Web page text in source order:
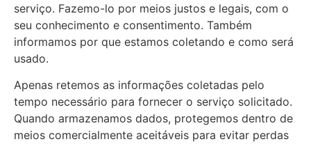
serviço. Fazemo-lo por meios justos e legais, com o
seu conhecimento e consentimento. Também
informamos por que estamos coletando e como será
usado.
Apenas retemos as informações coletadas pelo
tempo necessário para fornecer o serviço solicitado.
Quando armazenamos dados, protegemos dentro de
meios comercialmente aceitáveis ​​para evitar perdas